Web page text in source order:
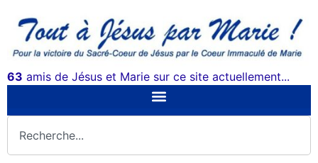
63 amis de Jésus et Marie sur ce site actuellement...